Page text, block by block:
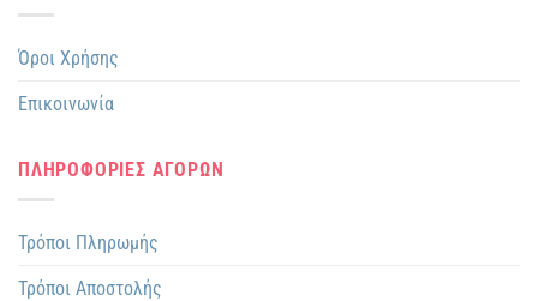
Όροι Χρήσης
Επικοινωνία
ΠΛΗΡΟΦΟΡΙΕΣ ΑΓΟΡΩΝ
Τρόποι Πληρωμής
Τρόποι Αποστολής